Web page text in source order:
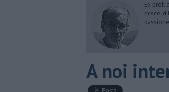
Ex prof.
pesce;
A noi